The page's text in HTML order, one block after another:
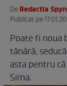
DeRedactia
Publicat pe
Poate fi noua
tânără,
asta pentru
Sima.